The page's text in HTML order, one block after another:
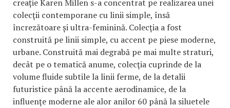
creație Karen Millen s-a concentrat pe realizarea unei
colecţii contemporane cu linii simple, însă
încrezătoare și ultra-feminină. Colecția a fost
construită pe linii simple, cu accent pe piese moderne,
urbane. Construită mai degrabă pe mai multe straturi,
decât pe o tematică anume, colecţia cuprinde de la
volume fluide subtile la linii ferme, de la detalii
futuristice până la accente aerodinamice, de la
influenţe moderne ale alor anilor 60 până la siluetele